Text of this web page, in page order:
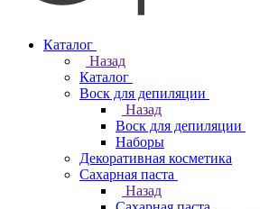
Каталог
Назад
Каталог
Воск для депиляции
Назад
Воск для депиляции
Наборы
Декоративная косметика
Сахарная паста
Назад